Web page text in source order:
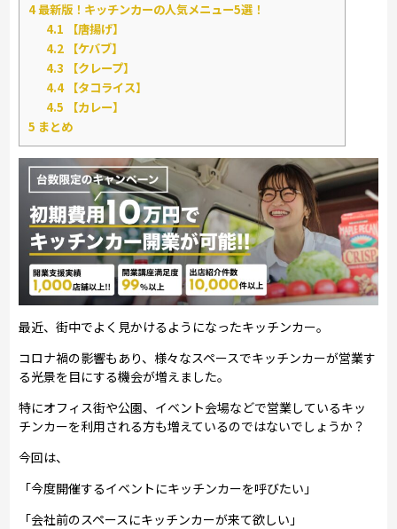
4最新版！キッチンカーの人気メニュー5選！
4.1 【唐揚げ】
4.2 【ケバブ】
4.3 【クレープ】
4.4【タコライス】
4.5 【カレー】
5 まとめ
最近、街中でよく見かけるようになったキッチンカー。
コロナ禍の影響もあり、様々なスペースでキッチンカーが営業す
る光景を目にする機会が増えました。
特にオフィス街や公園、イベント会場などで営業しているキッ
チンカーを利用される方も増えているのではないでしょうか？
今回は、
「今度開催するイベントにキッチンカーを呼びたい」
「会社前のスペースにキッチンカーが来て欲しい」